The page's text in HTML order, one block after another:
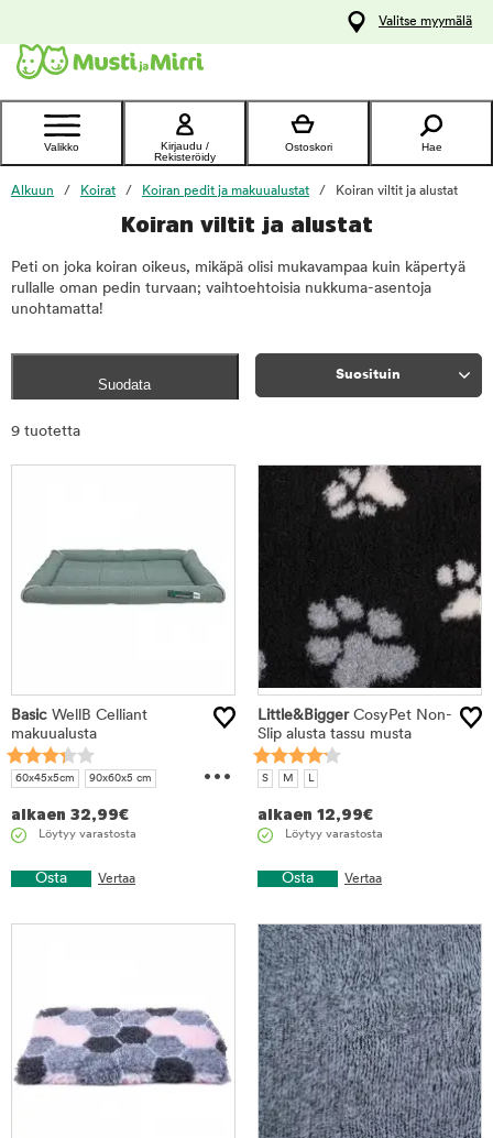
Ota yhteyttä
asiakaspalveluun
Valitse myymälä
Valikko
Kirjaudu /
Rekisteröidy
Ostoskori Hae
Alkuun Koirat Koiran pedit ja makuualustat Koiran viltit ja alustat
Koiran viltit ja alustat
Peti on joka koiran oikeus, mikäpä olisi mukavampaa kuin käpertyä
rullalle oman pedin turvaan; vaihtoehtoisia nukkuma-asentoja
unohtamatta!
Suodata
Suosituin
9 tuotetta
Basic WellB Celliant
makuualusta
60x45x5cm
90x60x5 cm
...
alkaen 32,99€
Löytyy varastosta
Osta Vertaa
Little&BiggerCosyPet Non-
Slip alusta tassu musta
S M L
alkaen 12,99€
Löytyy varastosta
Osta Vertaa